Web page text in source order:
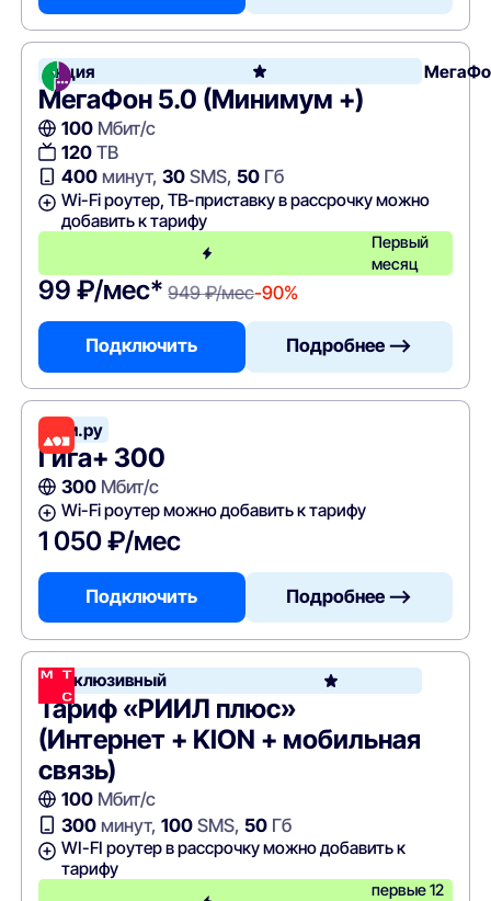
Акция
МегаФон 5.0 (Минимум +)
100Мбит/с
120ТВ
400минут, 30SMS, 50Гб
Wi-Fi роутер, ТВ-приставку в рассрочку можно
добавить к тарифу
Первый
месяц
99 ₽/мес* 949 ₽/мес-90%
Подключить Подробнее —>
Дом.ру
Гига+ 300
300Мбит/с
Wi-Fi роутер можно добавить к тарифу
1 050 ₽/мес
Подключить Подробнее —>
Эксклюзивный
Тариф «РИИЛ плюс»
(Интернет + KION + мобильная
связь)
100Мбит/с
300минут, 100SMS, 50Гб
WI-FI роутер в рассрочку можно добавить к
тарифу
первые 12